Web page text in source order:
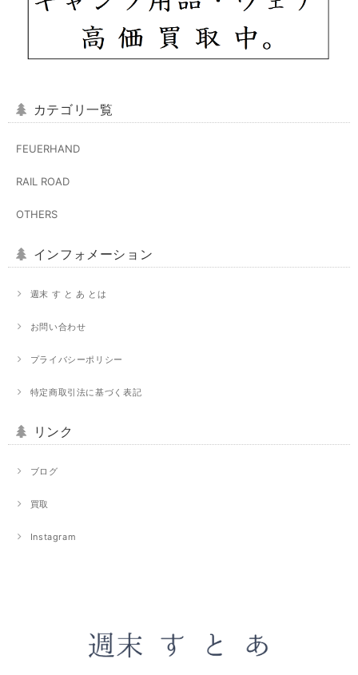
カテゴリ一覧
FEUERHAND
RAIL ROAD
OTHERS
インフォメーション
週末 す と あ とは
お問い合わせ
プライバシーポリシー
特定商取引法に基づく表記
リンク
ブログ
買取
Instagram